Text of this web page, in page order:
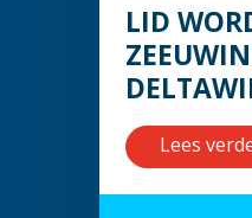
LID
Lees